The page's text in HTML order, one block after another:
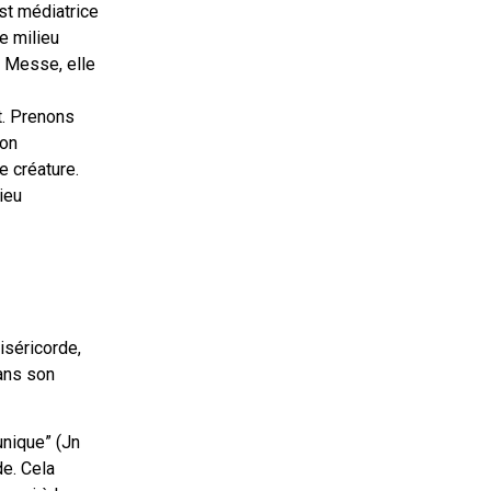
médiatrice
milieu
Messe, elle
Prenons
créature.
son
(Jn
Cela